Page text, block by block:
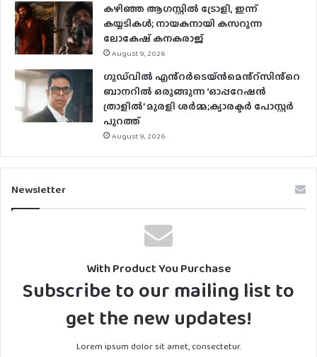
കഴിഞ്ഞ ആഗസ്റ്റിൽ ട്രോളി, ഇന്ന്
കയ്യടികൾ; നായകനായി കസറുന്ന
ലോകേഷ് കനകരാജ്
August 9, 2026
ഗുഡ്‌വിൽ എൻ്റർടെയ്ൻമെൻ്റ്സിൻ്റെ
ബാനറിൽ ഒരുങ്ങുന്ന ‘ഓപ്പറേഷൻ
ത്രാളിൽ’ മുരളി ശർമ്മ;ക്യാരക്ടർ പോസ്റ്റർ
പുറത്ത്
August 9, 2026
Newsletter
With Product You Purchase
Subscribe to our mailing list to
get the new updates!
Lorem ipsum dolor sit amet, consectetur.